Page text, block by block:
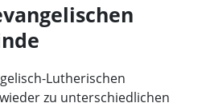
Lutherischen
zu unterschiedlichen